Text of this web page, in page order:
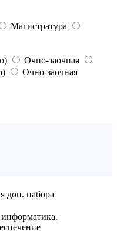
Магистратура
Очно-заочная
Очно-заочная
доп. набора